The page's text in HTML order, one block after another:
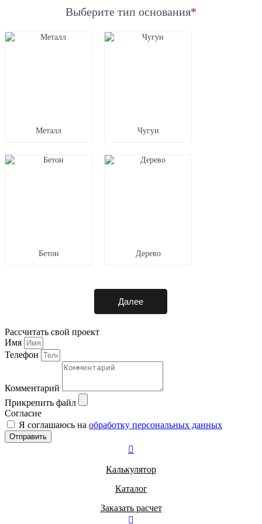
Выберите тип основания*
Металл Чугун
Бетон Дерево
Далее
Рассчитать свой проект
Имя
Телефон
Комментарий
Прикрепить файл
Согласие
Я соглашаюсь на обработку персональных данных
Отправить
Калькулятор
Каталог
Заказать расчет